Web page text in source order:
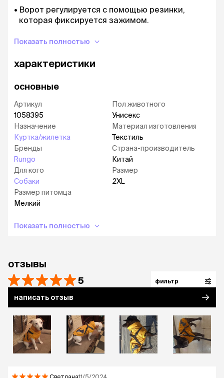
Ворот регулируется с помощью резинки,
которая фиксируется зажимом.
позволяя наслаждаться активной прогулкой.
Привлекательный современный дизайн.
Показать полностью
характеристики
основные
Артикул
1058395
Назначение
Куртка/жилетка
Бренды
Rungo
Для кого
Собаки
Размер питомца
Мелкий
Пол животного
Унисекс
Материал изготовления
Текстиль
Страна-производитель
Китай
Размер
2XL
Показать полностью
отзывы
5 фильтр
написать отзыв